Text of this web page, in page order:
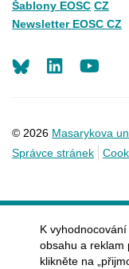
Šablony EOSC CZ
Newsletter EOSC CZ
© 2026 Masarykova
Správce stránek
K
obsahu a reklam
klikněte na